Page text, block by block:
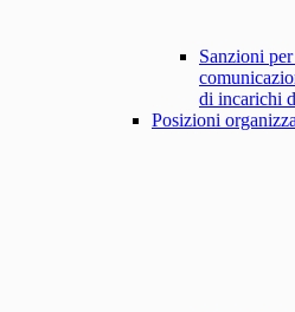
Sanzioni
di incarichi
Posizioni